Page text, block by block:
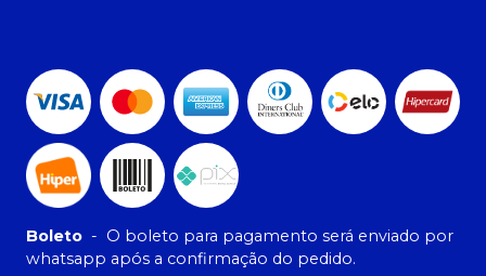
Boleto - O boleto para pagamento será enviado por
whatsapp após a confirmação do pedido.